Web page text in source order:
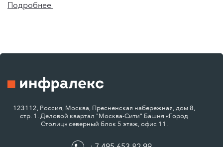
Подробнее
123112, Россия, Москва, Пресненская набережная, дом 8,
стр. 1. Деловой квартал "Москва-Сити" Башня «Город
Столиц» северный блок 5 этаж, офис 11.